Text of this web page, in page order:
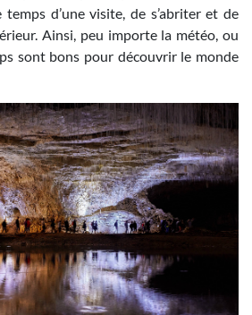
d’une visite, de s’abriter et de
Ainsi, peu importe la météo, ou
sont bons pour découvrir le monde